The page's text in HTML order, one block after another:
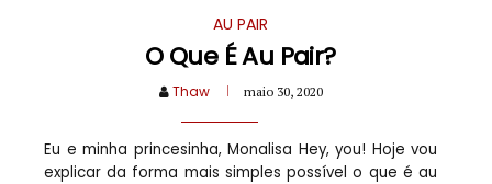
AU PAIR
O Que É Au Pair?
Thaw maio 30, 2020
Eu e minha princesinha, Monalisa Hey, you! Hoje vou
explicar da forma mais simples possível o que é au